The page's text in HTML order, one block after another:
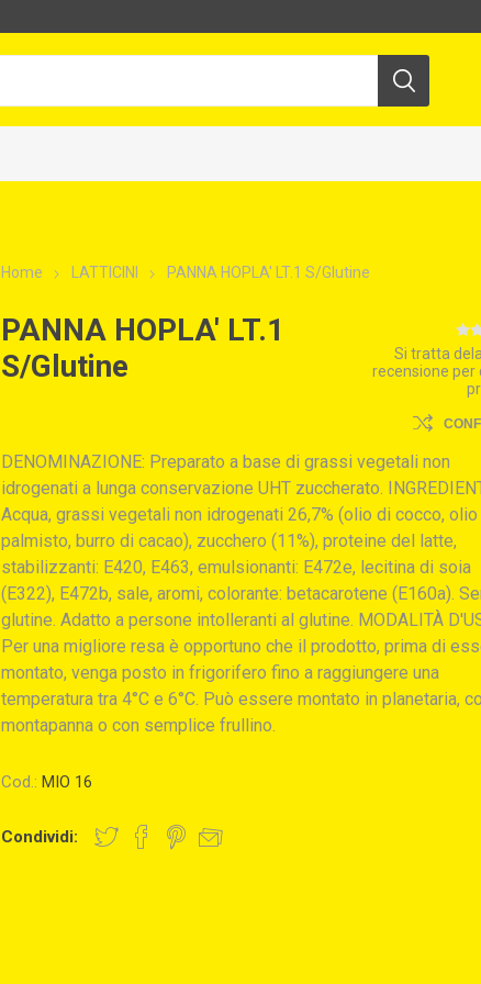
Home LATTICINI PANNA HOPLA' LT.1 S/Glutine
PANNA HOPLA' LT.1
S/Glutine
Si tratta
recensione per
DENOMINAZIONE: Preparato a base di grassi vegetali non
idrogenati a lunga conservazione UHT zuccherato.
Acqua, grassi vegetali non idrogenati 26,7% (olio di cocco, olio
palmisto, burro di cacao), zucchero (11%), proteine del latte,
stabilizzanti: E420, E463, emulsionanti: E472e, lecitina di soia
(E322), E472b, sale, aromi, colorante: betacarotene (E160a).
glutine. Adatto a persone intolleranti al glutine. MODALITÀ
Per una migliore resa è opportuno che il prodotto, prima di
montato, venga posto in frigorifero fino a raggiungere una
temperatura tra 4°C e 6°C. Può essere montato in planetaria,
montapanna o con semplice frullino.
Cod.: MIO 16
Condividi: